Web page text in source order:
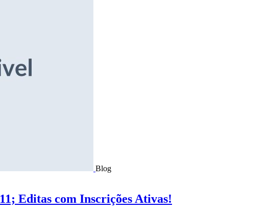
Blog
Editas com Inscrições Ativas!